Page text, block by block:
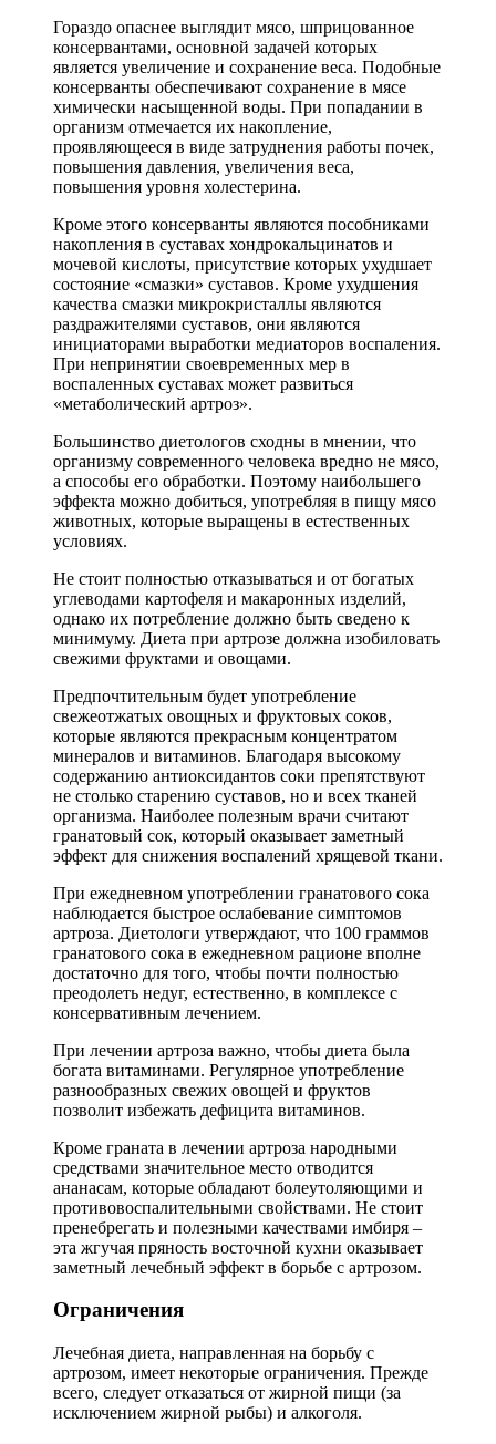
Гораздо опаснее выглядит мясо, шприцованное
консервантами, основной задачей которых
является увеличение и сохранение веса. Подобные
консерванты обеспечивают сохранение в мясе
химически насыщенной воды. При попадании в
организм отмечается их накопление,
проявляющееся в виде затруднения работы почек,
повышения давления, увеличения веса,
повышения уровня холестерина.
Кроме этого консерванты являются пособниками
накопления в суставах хондрокальцинатов и
мочевой кислоты, присутствие которых ухудшает
состояние «смазки» суставов. Кроме ухудшения
качества смазки микрокристаллы являются
раздражителями суставов, они являются
инициаторами выработки медиаторов воспаления.
При непринятии своевременных мер в
воспаленных суставах может развиться
«метаболический артроз».
Большинство диетологов сходны в мнении, что
организму современного человека вредно не мясо,
а способы его обработки. Поэтому наибольшего
эффекта можно добиться, употребляя в пищу мясо
животных, которые выращены в естественных
условиях.
Не стоит полностью отказываться и от богатых
углеводами картофеля и макаронных изделий,
однако их потребление должно быть сведено к
минимуму. Диета при артрозе должна изобиловать
свежими фруктами и овощами.
Предпочтительным будет употребление
свежеотжатых овощных и фруктовых соков,
которые являются прекрасным концентратом
минералов и витаминов. Благодаря высокому
содержанию антиоксидантов соки препятствуют
не столько старению суставов, но и всех тканей
организма. Наиболее полезным врачи считают
гранатовый сок, который оказывает заметный
эффект для снижения воспалений хрящевой ткани.
При ежедневном употреблении гранатового сока
наблюдается быстрое ослабевание симптомов
артроза. Диетологи утверждают, что 100 граммов
гранатового сока в ежедневном рационе вполне
достаточно для того, чтобы почти полностью
преодолеть недуг, естественно, в комплексе с
консервативным лечением.
При лечении артроза важно, чтобы диета была
богата витаминами. Регулярное употребление
разнообразных свежих овощей и фруктов
позволит избежать дефицита витаминов.
Кроме граната в лечении артроза народными
средствами значительное место отводится
ананасам, которые обладают болеутоляющими и
противовоспалительными свойствами. Не стоит
пренебрегать и полезными качествами имбиря –
эта жгучая пряность восточной кухни оказывает
заметный лечебный эффект в борьбе с артрозом.
Ограничения
Лечебная диета, направленная на борьбу с
артрозом, имеет некоторые ограничения. Прежде
всего, следует отказаться от жирной пищи (за
исключением жирной рыбы) и алкоголя.